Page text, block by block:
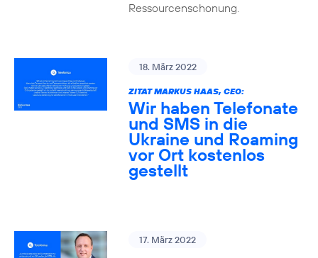
Ressourcenschonung.
18. März 2022
ZITAT MARKUS HAAS, CEO:
Wir haben Telefonate
und SMS in die
Ukraine und Roaming
vor Ort kostenlos
gestellt
17. März 2022